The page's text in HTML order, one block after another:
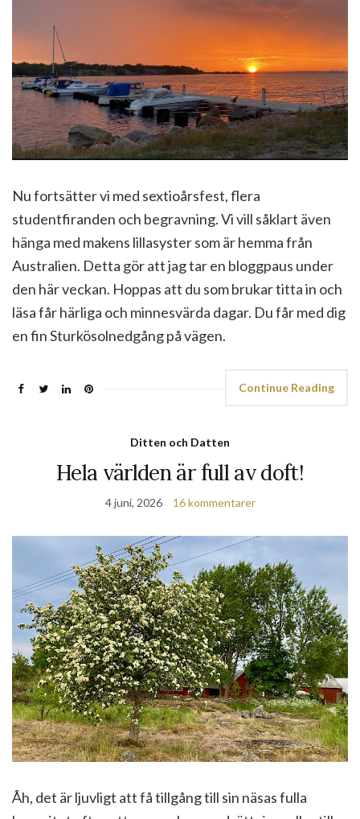
Nu fortsätter vi med sextioårsfest, flera
studentfiranden och begravning. Vi vill såklart även
hänga med makens lillasyster som är hemma från
Australien. Detta gör att jag tar en bloggpaus under
den här veckan. Hoppas att du som brukar titta in och
läsa får härliga och minnesvärda dagar. Du får med dig
en fin Sturkösolnedgång på vägen.
Continue Reading
Ditten och Datten
Hela världen är full av doft!
4 juni, 2026 16 kommentarer
Åh, det är ljuvligt att få tillgång till sin näsas fulla